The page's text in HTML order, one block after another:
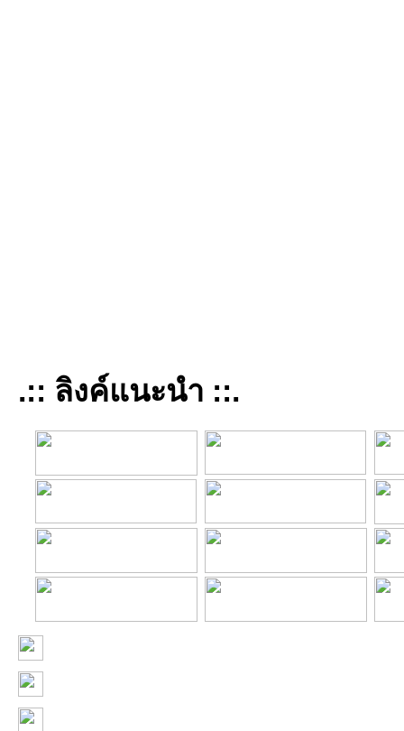
.:: ลิงค์แนะนำ ::.